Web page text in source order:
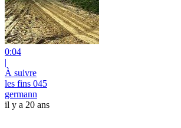
0:04
|
À suivre
les fins 045
germann
il y a 20 ans